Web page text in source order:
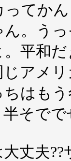
てか
。う
平和
アメ
はも
そで
丈夫